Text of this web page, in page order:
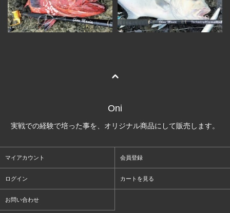
Oni
実戦での経験で培った事を、オリジナル商品にして販売します。
マイアカウント 会員登録
ログイン カートを見る
お問い合わせ